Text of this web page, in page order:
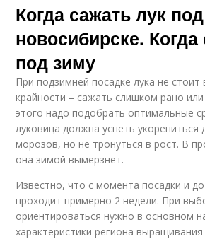
Когда сажать лук
новосибирске.
под зиму
При подзимней посадке лука не стоит
крайности – сажать слишком рано
этого надо подобрать оптимальные
луковица должна успеть укорениться
морозов, но не тронуться в рост. В
она зимой вымерзнет.
Известно, что с момента посадки и
проходит примерно 2 недели. При
ориентироваться нужно в основном
характеристики региона